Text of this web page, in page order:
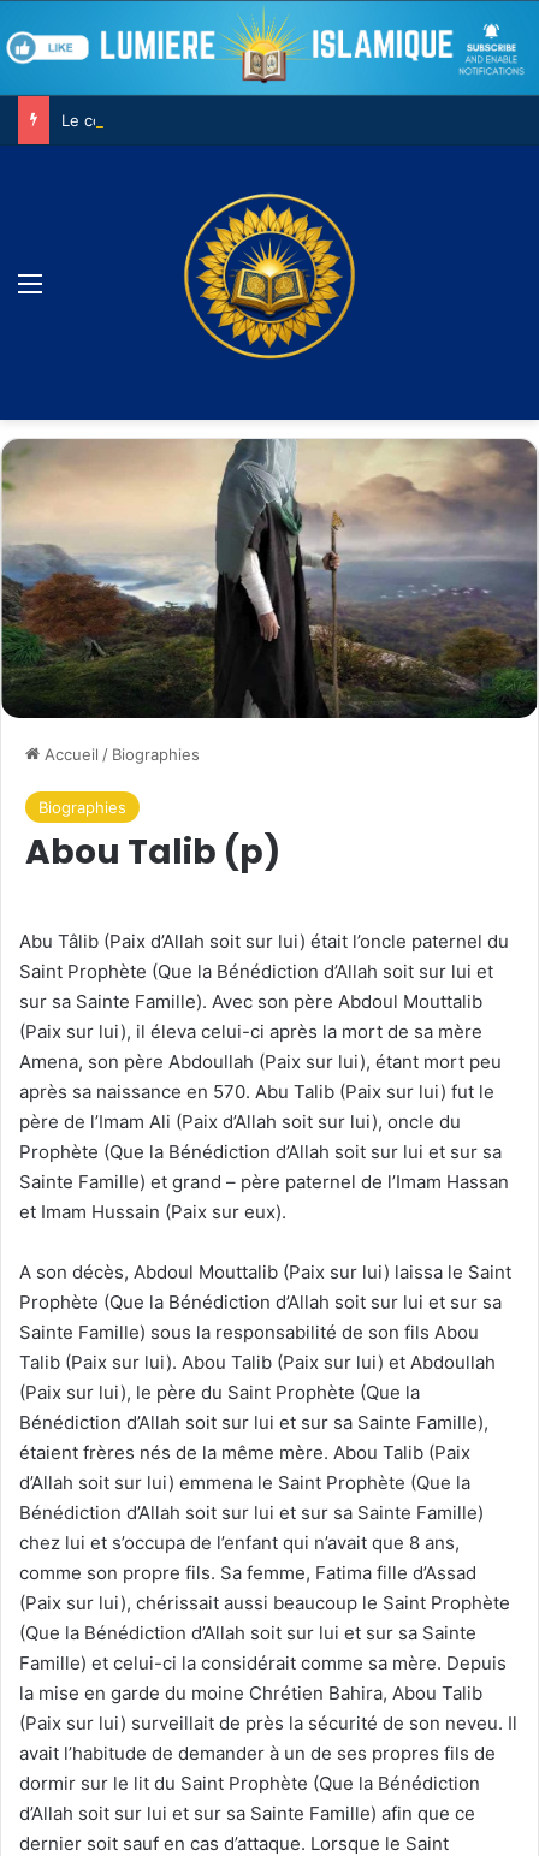
Le combat contre son âme
Accueil / Biographies
Biographies
Abou Talib (p)
Abu Tâlib (Paix d’Allah soit sur lui) était l’oncle paternel du
Saint Prophète (Que la Bénédiction d’Allah soit sur lui et
sur sa Sainte Famille). Avec son père Abdoul Mouttalib
(Paix sur lui), il éleva celui-ci après la mort de sa mère
Amena, son père Abdoullah (Paix sur lui), étant mort peu
après sa naissance en 570. Abu Talib (Paix sur lui) fut le
père de l’Imam Ali (Paix d’Allah soit sur lui), oncle du
Prophète (Que la Bénédiction d’Allah soit sur lui et sur sa
Sainte Famille) et grand – père paternel de l’Imam Hassan
et Imam Hussain (Paix sur eux).
A son décès, Abdoul Mouttalib (Paix sur lui) laissa le Saint
Prophète (Que la Bénédiction d’Allah soit sur lui et sur sa
Sainte Famille) sous la responsabilité de son fils Abou
Talib (Paix sur lui). Abou Talib (Paix sur lui) et Abdoullah
(Paix sur lui), le père du Saint Prophète (Que la
Bénédiction d’Allah soit sur lui et sur sa Sainte Famille),
étaient frères nés de la même mère. Abou Talib (Paix
d’Allah soit sur lui) emmena le Saint Prophète (Que la
Bénédiction d’Allah soit sur lui et sur sa Sainte Famille)
chez lui et s’occupa de l’enfant qui n’avait que 8 ans,
comme son propre fils. Sa femme, Fatima fille d’Assad
(Paix sur lui), chérissait aussi beaucoup le Saint Prophète
(Que la Bénédiction d’Allah soit sur lui et sur sa Sainte
Famille) et celui-ci la considérait comme sa mère. Depuis
la mise en garde du moine Chrétien Bahira, Abou Talib
(Paix sur lui) surveillait de près la sécurité de son neveu. Il
avait l’habitude de demander à un de ses propres fils de
dormir sur le lit du Saint Prophète (Que la Bénédiction
d’Allah soit sur lui et sur sa Sainte Famille) afin que ce
dernier soit sauf en cas d’attaque. Lorsque le Saint